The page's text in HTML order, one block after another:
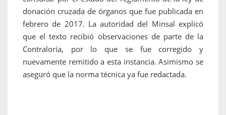
donación cruzada de órganos que fue publicada en
febrero de 2017. La autoridad del Minsal explicó
que el texto recibió observaciones de parte de la
Contraloría, por lo que se fue corregido y
nuevamente remitido a esta instancia. Asimismo se
aseguró que la norma técnica ya fue redactada.